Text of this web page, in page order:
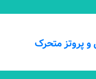
پروتز متحرک